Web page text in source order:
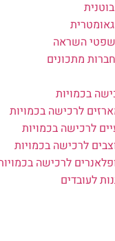
השראה
מתכונים
בכמויות
לרכישה בכמויות
לרכישה בכמויות
לרכישה בכמויות
לרכישה בכמויות
לעובדים